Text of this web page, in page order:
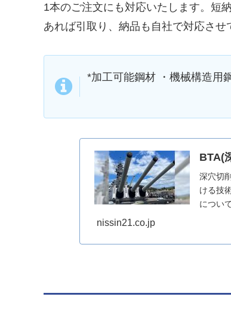
1本のご注文にも対応いたします。短
あれば引取り、納品も自社で対応させ
*加工可能鋼材 ・機械構造用
BTA(
深穴切
ける技
につい
nissin21.co.jp